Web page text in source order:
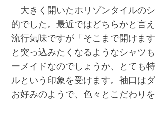
大きく開いたホリゾンタイルの
的でした。最近ではどちらかと言
流行気味ですが「そこまで開けま
と突っ込みたくなるようなシャツ
ーメイドなのでしょうか、とても
ルという印象を受けます。袖口は
お好みのようで、色々とこだわりを